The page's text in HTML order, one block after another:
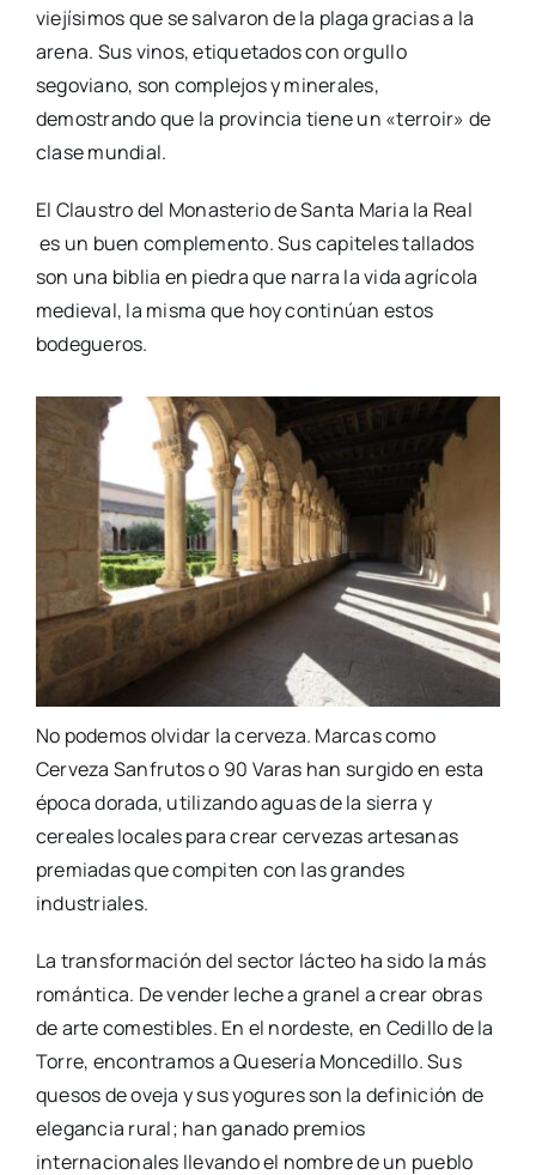
viejísimos que se salvaron de la plaga gracias a la
arena. Sus vinos, etiquetados con orgullo
segoviano, son complejos y minerales,
demostrando que la provincia tiene un «terroir» de
clase mundial.
El Claustro del Monasterio de Santa Maria la Real
es un buen complemento. Sus capiteles tallados
son una biblia en piedra que narra la vida agrícola
medieval, la misma que hoy continúan estos
bodegueros.
No podemos olvidar la cerveza. Marcas como
Cerveza Sanfrutos o 90 Varas han surgido en esta
época dorada, utilizando aguas de la sierra y
cereales locales para crear cervezas artesanas
premiadas que compiten con las grandes
industriales.
La transformación del sector lácteo ha sido la más
romántica. De vender leche a granel a crear obras
de arte comestibles. En el nordeste, en Cedillo de la
Torre, encontramos a Quesería Moncedillo. Sus
quesos de oveja y sus yogures son la definición de
elegancia rural; han ganado premios
internacionales llevando el nombre de un pueblo